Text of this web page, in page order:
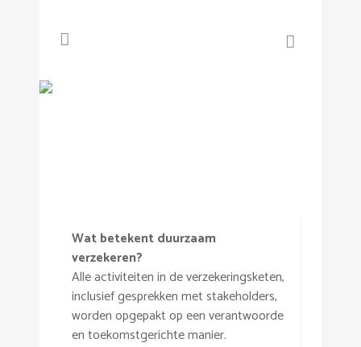
Wat betekent duurzaam
verzekeren?
Alle activiteiten in de verzekeringsketen,
inclusief gesprekken met stakeholders,
worden opgepakt op een verantwoorde
en toekomstgerichte manier.